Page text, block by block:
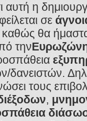
αυτή η
σε
θα
την
δανειστών.
τους
,